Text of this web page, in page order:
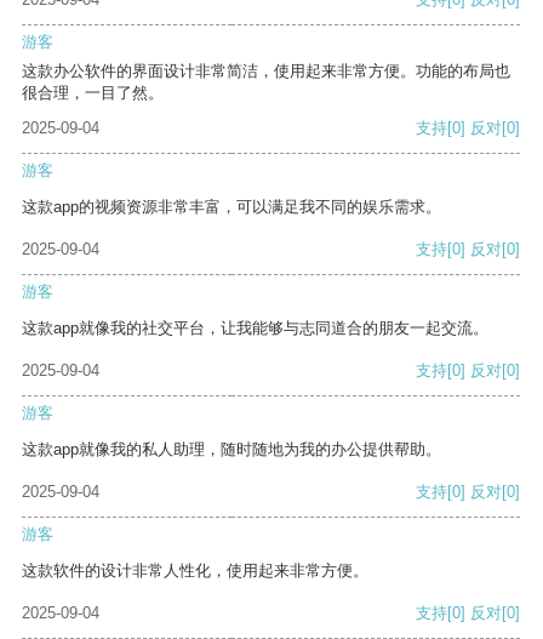
游客
这款办公软件的界面设计非常简洁，使用起来非常方便。功能的布局也
很合理，一目了然。
2025-09-04
支持[0] 反对[0]
游客
这款app的视频资源非常丰富，可以满足我不同的娱乐需求。
2025-09-04 支持[0] 反对[0]
游客
这款app就像我的社交平台，让我能够与志同道合的朋友一起交流。
2025-09-04 支持[0] 反对[0]
游客
这款app就像我的私人助理，随时随地为我的办公提供帮助。
2025-09-04 支持[0] 反对[0]
游客
这款软件的设计非常人性化，使用起来非常方便。
2025-09-04 支持[0] 反对[0]